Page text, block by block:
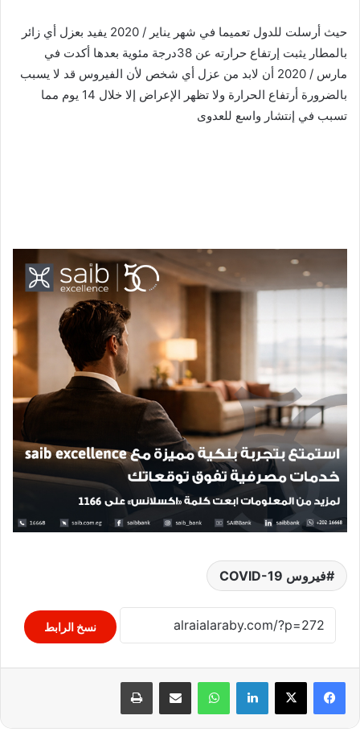
حيث أرسلت للدول تعميما في شهر يناير / 2020 يفيد بعزل أي زائر
بالمطار يثبت إرتفاع حرارته عن 38درجة مئوية بعدها أكدت في
مارس / 2020 أن لابد من عزل أي شخص لأن الفيروس قد لا يسبب
بالضرورة أرتفاع الحرارة ولا تظهر الإعراض إلا خلال 14 يوم مما
تسبب في إنتشار واسع للعدوى
فيروس COVID-19
نسخ الرابط
لينكدإن واتساب مشاركة عبر البريد طباعة